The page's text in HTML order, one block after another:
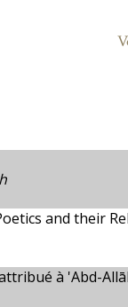
and their
à 'Abd-